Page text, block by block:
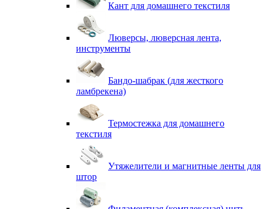
Кант для домашнего текстиля
Люверсы, люверсная лента,
инструменты
Бандо-шабрак (для жесткого
ламбрекена)
Термостежка для домашнего
текстиля
Утяжелители и магнитные ленты для
штор